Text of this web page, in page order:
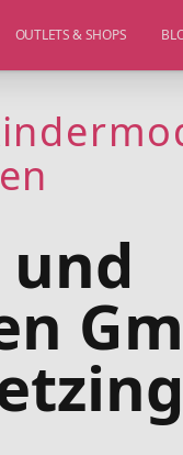
OUTLETS & SHOPS
und